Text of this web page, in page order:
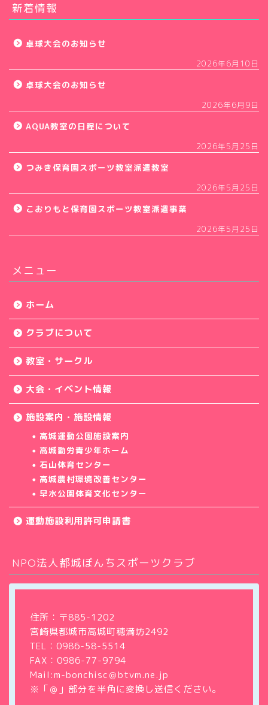
新着情報
卓球大会のお知らせ
2026年6月10日
卓球大会のお知らせ
2026年6月9日
AQUA教室の日程について
2026年5月25日
つみき保育園スポーツ教室派遣教室
2026年5月25日
こおりもと保育園スポーツ教室派遣事業
2026年5月25日
メニュー
ホーム
クラブについて
教室・サークル
大会・イベント情報
施設案内・施設情報
高城運動公園施設案内
高城勤労青少年ホーム
石山体育センター
高城農村環境改善センター
早水公園体育文化センター
運動施設利用許可申請書
NPO法人都城ぼんちスポーツクラブ
住所：〒885-1202
宮崎県都城市高城町穂満坊2492
TEL： 0986-58-5514
FAX：0986-77-9794
Mail:m-bonchisc＠btvm.ne.jp
※「＠」部分を半角に変換し送信ください。
ホーム
教室・サークル
大会・イベント情報